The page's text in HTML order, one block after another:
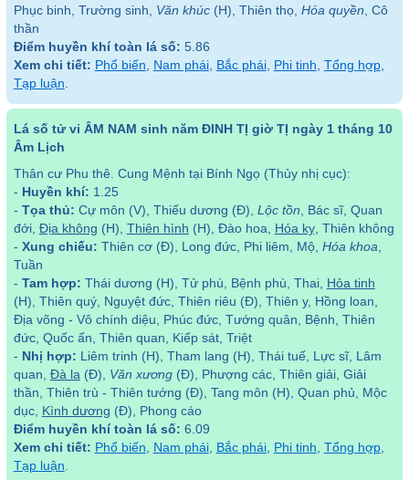
Phục binh, Trường sinh, Văn khúc(H), Thiên thọ, Hóa quyền , Cô
thần
Điểm huyền khí toàn lá số: 5.86
Xem chi tiết: Phổ biến Nam phái, Bắc phái, Phi tinh Tổng hợp,
Tạp luận
Lá số tử vi ÂM NAM sinh năm ĐINH TỊ giờ TỊ ngày 1 tháng 10
Âm Lịch
Thân cư Phu thê. Cung Mệnh tại Bính Ngọ (Thủy nhị cục):
- Huyền khí: 1.25
- Tọa thủ: Cự môn (V), Thiếu dương (Đ), Lộc tồn, Bác sĩ, Quan
đới, Địa không (H), Thiên hình (H), Đào hoa, Hóa kỵ, Thiên không
- Xung chiếu: Thiên cơ (Đ), Long đức, Phi liêm, Mộ, Hóa khoa,
Tuần
- Tam hợp: Thái dương (H), Tử phù, Bệnh phù, Thai, Hỏa tinh
(H), Thiên quý, Nguyệt đức, Thiên riêu (Đ), Thiên y, Hồng loan,
Địa võng - Vô chính diệu, Phúc đức, Tướng quân, Bệnh, Thiên
đức, Quốc ấn, Thiên quan, Kiếp sát, Triệt
- Nhị hợp: Liêm trinh (H), Tham lang (H), Thái tuế, Lực sĩ, Lâm
quan, Đà la(Đ), Văn xương(Đ), Phượng các, Thiên giải, Giải
thần, Thiên trù - Thiên tướng (Đ), Tang môn (H), Quan phủ, Mộc
dục, Kình dương (Đ), Phong cáo
Điểm huyền khí toàn lá số: 6.09
Xem chi tiết: Phổ biến, Nam phái, Bắc phái, Phi tinh, Tổng hợp,
Tạp luận.